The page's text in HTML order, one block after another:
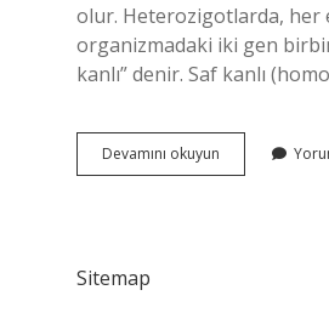
olur. Heterozigotlarda, her
organizmadaki iki gen
kanlı” denir. Saf kanlı
Devamını okuyun Homozigot
Ne
Sitemap